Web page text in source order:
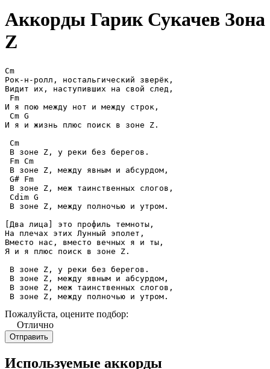
Аккорды Гарик Сукачев Зона
Z
Cm
Рок-н-ролл, ностальгический зверёк,
Видит их, наступивших на свой след,
Fm
И я пою между нот и между строк,
Cm G
И я и жизнь плюс поиск в зоне Z.
Cm
В зоне Z, у реки без берегов.
Fm Cm
В зоне Z, между явным и абсурдом,
G# Fm
В зоне Z, меж таинственных слогов,
Cdim G
В зоне Z, между полночью и утром.
[Два лица] это профиль темноты,
На плечах этих Лунный эполет,
Вместо нас, вместо вечных я и ты,
Я и я плюс поиск в зоне Z.
В зоне Z, у реки без берегов.
В зоне Z, между явным и абсурдом,
В зоне Z, меж таинственных слогов,
В зоне Z, между полночью и утром.
Пожалуйста, оцените подбор:
Отлично
Используемые аккорды